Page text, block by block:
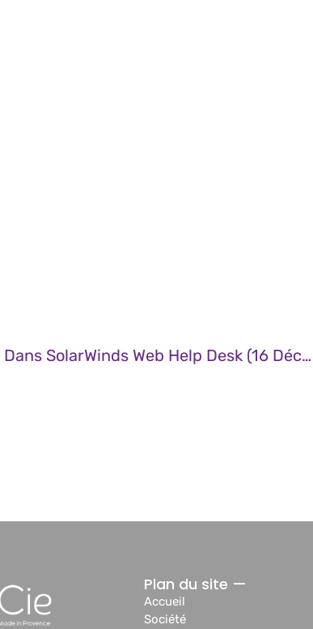
CERT – Vulnérabilité Dans SolarWinds Web Help Desk (16 Décembre 2024)
Plan du site —
Accueil
Société